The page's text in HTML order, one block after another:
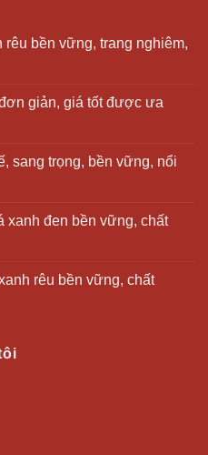
rêu bền vững, trang nghiêm,
giản, giá tốt được ưa
sang trọng, bền vững, nổi
xanh đen bền vững, chất
rêu bền vững, chất